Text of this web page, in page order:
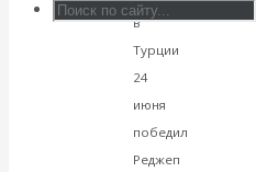
Искусственный
интеллект —
революционный
в
Турции
24
июня
победил
Реджеп